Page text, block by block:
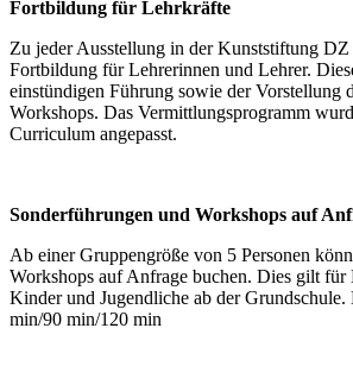
Fortbildung für Lehrkräfte
Zu jeder Ausstellung in der Kunststiftung
Fortbildung für Lehrerinnen und Lehrer.
einstündigen Führung sowie der Vorstellung
Workshops. Das Vermittlungsprogramm
Curriculum angepasst.
Sonderführungen und Workshops auf
Ab einer Gruppengröße von 5 Personen
Workshops auf Anfrage buchen. Dies gilt für
Kinder und Jugendliche ab der
min/90 min/120 min